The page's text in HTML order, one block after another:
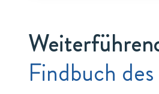
Findbuch